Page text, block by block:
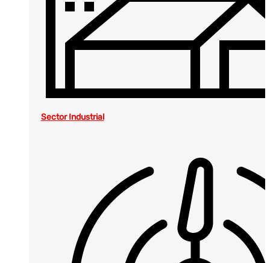
Sector Industrial